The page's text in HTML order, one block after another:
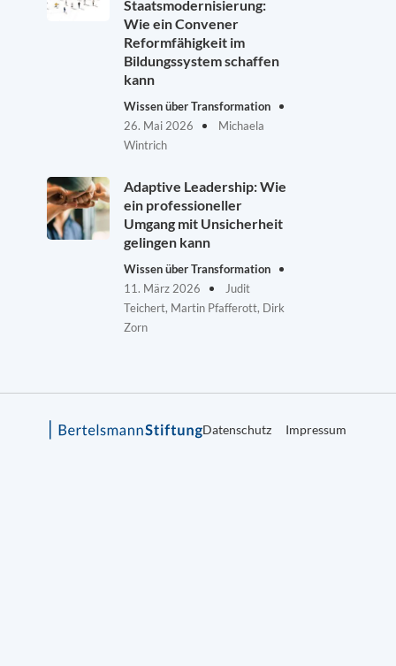
Staatsmodernisierung:
Wie ein Convener
Reformfähigkeit im
Bildungssystem schaffen
kann
Wissen über Transformation
26. Mai 2026
Michaela
Wintrich
Adaptive Leadership: Wie
ein professioneller
Umgang mit Unsicherheit
gelingen kann
Wissen über Transformation
11. März 2026
Judit
Teichert, Martin Pfafferott, Dirk
Zorn
Datenschutz Impressum